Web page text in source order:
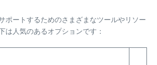
ポートするためのさまざまなツールやリソー
は人気のあるオプションです：